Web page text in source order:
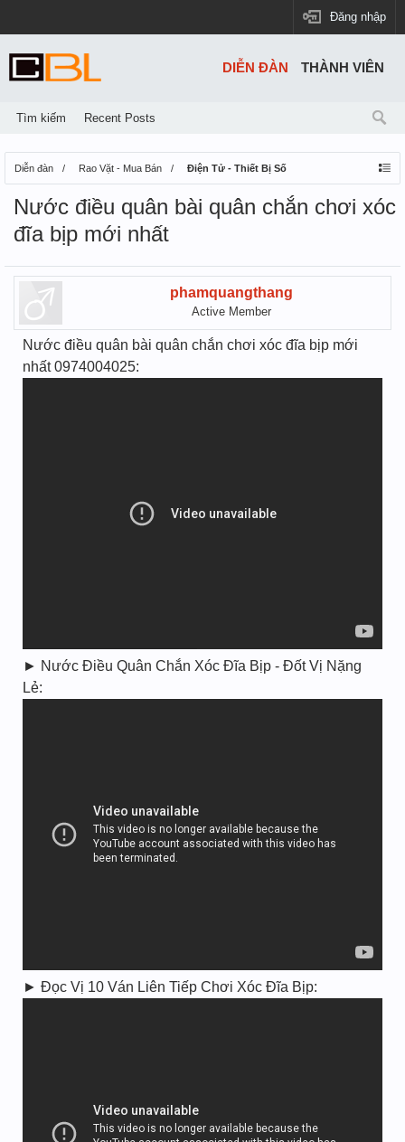
Đăng nhập
Diễn đàn Rao Vặt - Mua Bán Điện Tử - Thiết Bị Số
Nước điều quân bài quân chắn chơi xóc
đĩa bịp mới nhất
phamquangthang
Active Member
Nước điều quân bài quân chắn chơi xóc đĩa bịp mới
nhất 0974004025:
► Nước Điều Quân Chắn Xóc Đĩa Bịp - Đốt Vị Nặng
Lẻ:
► Đọc Vị 10 Ván Liên Tiếp Chơi Xóc Đĩa Bịp:
DIỄN ĐÀN
Tìm kiếm Recent Posts
THÀNH VIÊN